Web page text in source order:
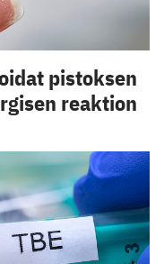
pistoksen
reaktion